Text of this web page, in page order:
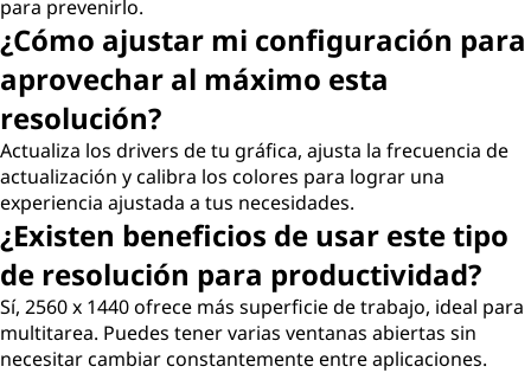
para prevenirlo.
¿Cómo ajustar mi configuración para
aprovechar al máximo esta
resolución?
Actualiza los drivers de tu gráfica, ajusta la frecuencia de
actualización y calibra los colores para lograr una
experiencia ajustada a tus necesidades.
¿Existen beneficios de usar este tipo
de resolución para productividad?
Sí, 2560 x 1440 ofrece más superficie de trabajo, ideal para
multitarea. Puedes tener varias ventanas abiertas sin
necesitar cambiar constantemente entre aplicaciones.